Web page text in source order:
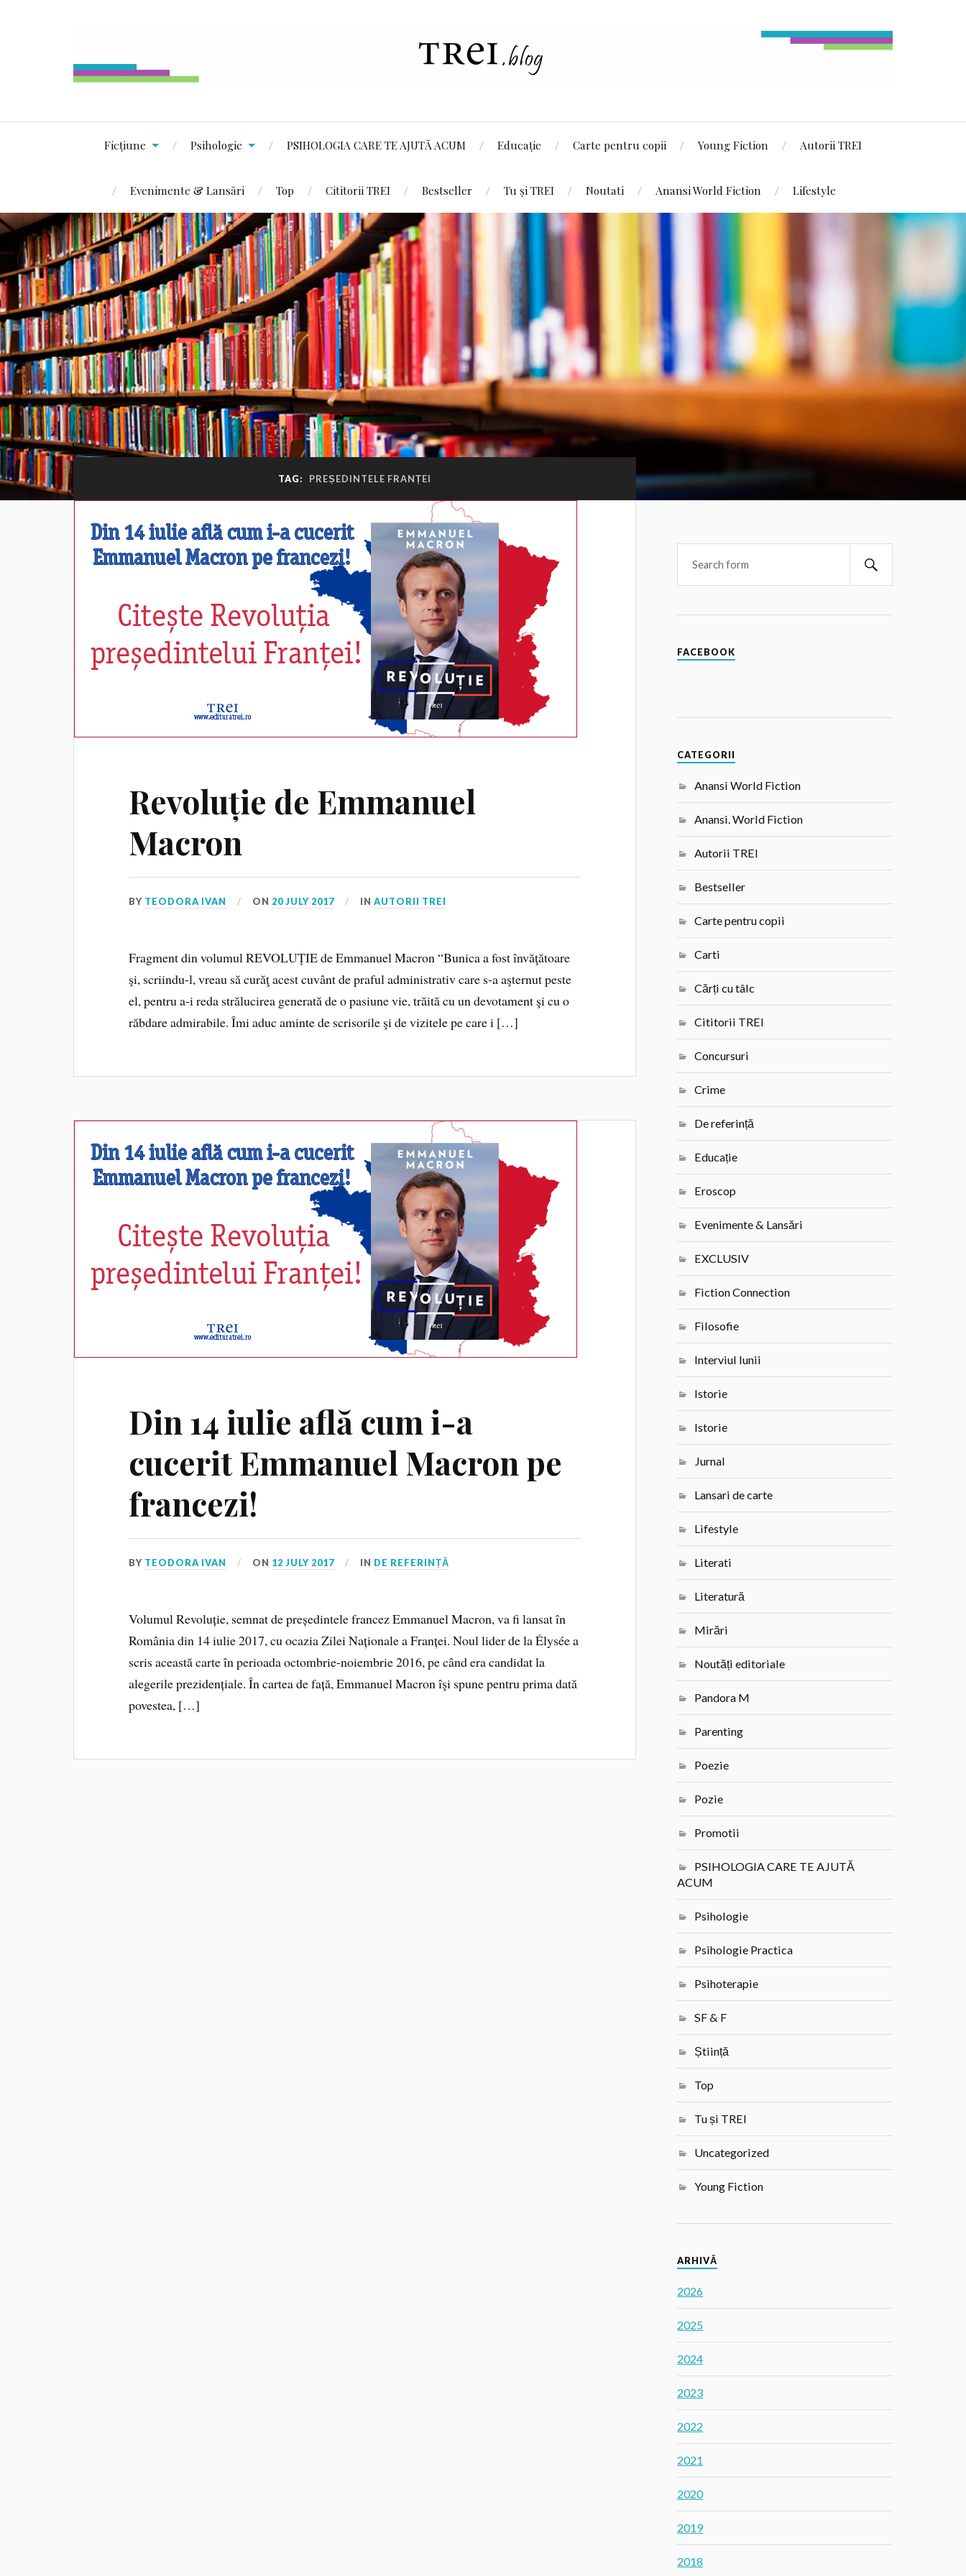
Ficțiune Psihologie PSIHOLOGIA CARE TE AJUTĂ ACUM Educație Carte pentru copii Young Fiction Autorii TREI
Evenimente & Lansări Top Cititorii TREI Bestseller Tu și TREI Noutati Anansi World Fiction Lifestyle
TAG: PREȘEDINTELE FRANȚEI
Revoluție de Emmanuel
Macron
BY TEODORA IVAN ON 20 JULY 2017 INAUTORII TREI
Fragment din volumul REVOLUȚIE de Emmanuel Macron “Bunica a fost învăţătoare
şi, scriindu‑l, vreau să curăţ acest cuvânt de praful administrativ care s‑a aşternut peste
el, pentru a‑i reda strălucirea generată de o pasiune vie, trăită cu un devota­ment şi cu o
răbdare admirabile. Îmi aduc aminte de scrisorile şi de vizitele pe care i […]
Din 14 iulie află cum i-a
cucerit Emmanuel Macron pe
francezi!
BY TEODORA IVAN ON 12 JULY 2017 IN DE REFERINȚĂ
Volumul Revoluție, semnat de președintele francez Emmanuel Macron, va fi lansat în
România din 14 iulie 2017, cu ocazia Zilei Naționale a Franței. Noul lider de la Élysée a
scris această carte în perioada octombrie-noiembrie 2016, pe când era candidat la
alegerile prezidențiale. În cartea de față, Emmanuel Macron îşi spune pentru prima dată
povestea, […]
FACEBOOK
CATEGORII
Anansi World Fiction
Anansi. World Fiction
Autorii TREI
Bestseller
Carte pentru copii
Carti
Cărți cu tâlc
Cititorii TREI
Concursuri
Crime
De referință
Educație
Eroscop
Evenimente & Lansări
EXCLUSIV
Fiction Connection
Filosofie
Interviul lunii
Istorie
Istorie
Jurnal
Lansari de carte
Lifestyle
Literati
Literatură
Mirări
Noutăți editoriale
Pandora M
Parenting
Poezie
Pozie
Promotii
PSIHOLOGIA CARE TE AJUTĂ
ACUM
Psihologie
Psihologie Practica
Psihoterapie
SF & F
Știință
Top
Tu și TREI
Uncategorized
Young Fiction
ARHIVĂ
2026
2025
2024
2023
2022
2021
2020
2019
2018